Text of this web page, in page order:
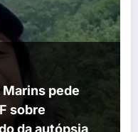
pede
sobre
da autópsia